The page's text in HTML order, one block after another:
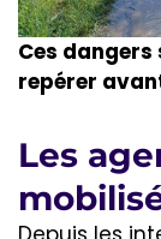
Ces
repérer
Les